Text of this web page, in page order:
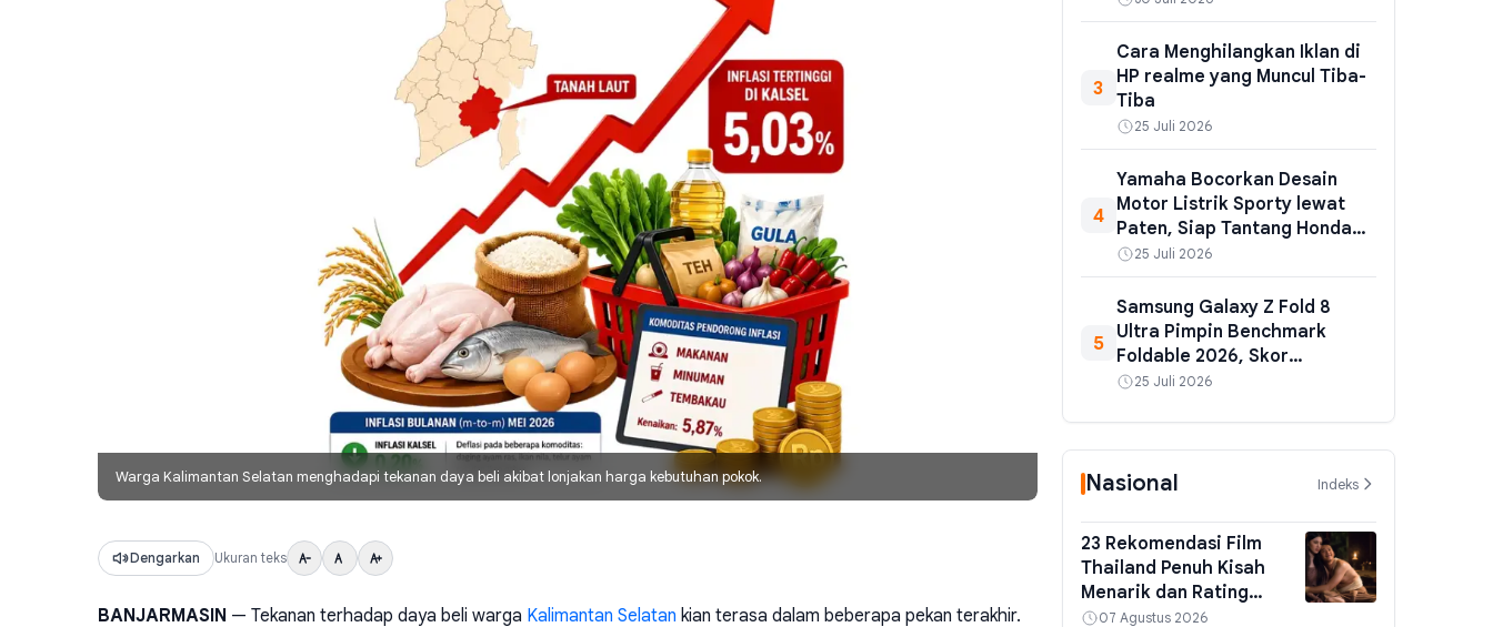
Warga Kalimantan Selatan menghadapi tekanan daya beli akibat lonjakan harga kebutuhan pokok.
Dengarkan Ukuran teks
BANJARMASIN — Tekanan terhadap daya beli warga Kalimantan Selatan kian terasa dalam beberapa pekan terakhir.
3
Cara Menghilangkan Iklan di
HP realme yang Muncul Tiba-
Tiba
25 Juli 2026
4
Yamaha Bocorkan Desain
Motor Listrik Sporty lewat
Paten, Siap Tantang Honda
CUV e:
25 Juli 2026
5
Samsung Galaxy Z Fold 8
Ultra Pimpin Benchmark
Foldable 2026, Skor
Geekbench Tembus 3.733
25 Juli 2026
Nasional Indeks
23 Rekomendasi Film
Thailand Penuh Kisah
Menarik dan Rating
Tinggi
07 Agustus 2026